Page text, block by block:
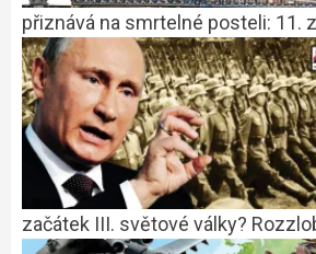
přiznává na smrtelné posteli: 11.
začátek III. světové války?